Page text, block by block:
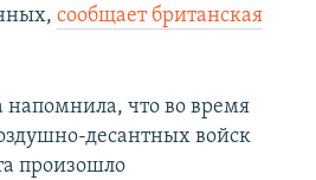
сообщает британская
напомнила, что во время
десантных войск
произошло